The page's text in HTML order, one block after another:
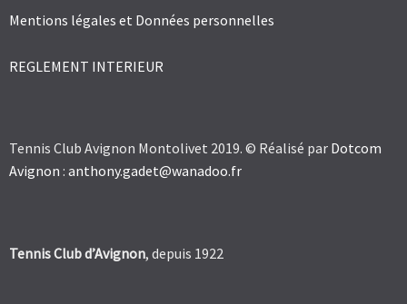
Mentions légales et Données personnelles
REGLEMENT INTERIEUR
Tennis Club Avignon Montolivet 2019. © Réalisé par Dotcom
Avignon : anthony.gadet@wanadoo.fr
Tennis Club d’Avignon, depuis 1922